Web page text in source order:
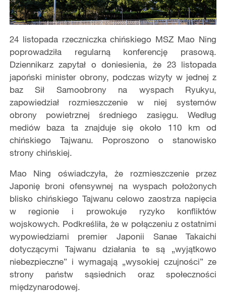
24 listopada rzeczniczka chińskiego MSZ Mao Ning
poprowadziła regularną konferencję prasową.
Dziennikarz zapytał o doniesienia, że 23 listopada
japoński minister obrony, podczas wizyty w jednej z
baz Sił Samoobrony na wyspach Ryukyu,
zapowiedział rozmieszczenie w niej systemów
obrony powietrznej średniego zasięgu. Według
mediów baza ta znajduje się około 110 km od
chińskiego Tajwanu. Poproszono o stanowisko
strony chińskiej.
Mao Ning oświadczyła, że rozmieszczenie przez
Japonię broni ofensywnej na wyspach położonych
blisko chińskiego Tajwanu celowo zaostrza napięcia
w regionie i prowokuje ryzyko konfliktów
wojskowych. Podkreśliła, że w połączeniu z ostatnimi
wypowiedziami premier Japonii Sanae Takaichi
dotyczącymi Tajwanu działania te są „wyjątkowo
niebezpieczne” i wymagają „wysokiej czujności” ze
strony państw sąsiednich oraz społeczności
międzynarodowej.